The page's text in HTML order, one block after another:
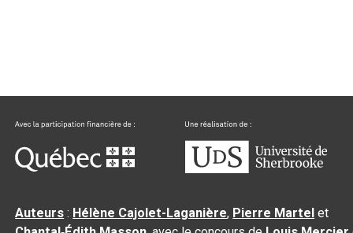
Auteurs : Hélène Cajolet-Laganière, Pierre Martel et